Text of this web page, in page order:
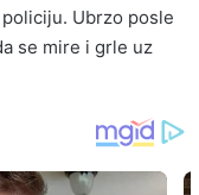
Ubrzo posle
se mire i grle uz